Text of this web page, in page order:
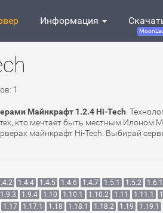
Информация
1
Майнкрафт 1.2.4 Hi-Tech .
кто мечтает быть местным Илоном
майнкрафт Hi-Tech. Выбирай
1.4.4 1.4.5 1.4.6 1.4.7 1.5.1 1.5.2 1.6.1
1.9.3 1.9.4 1.10 1.10.1 1.10.2 1.11 1.11.1
1.17 1.17.1 1.18 1.18.1 1.18.2 1.19 1.19.1